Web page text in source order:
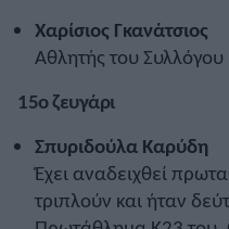
Χαρίσιος Γκανάτσιος
Αθλητής του
15ο ζευγάρι
Σπυριδούλα Καρύδη
Έχει αναδειχθεί
τριπλούν και ήταν